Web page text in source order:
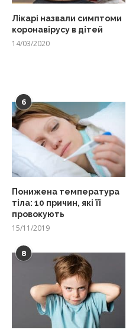
Лікарі назвали симптоми
коронавірусу в дітей
14/03/2020
6
Понижена температура
тіла: 10 причин, які її
провокують
15/11/2019
8